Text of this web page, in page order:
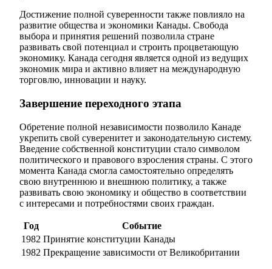
Достижение полной суверенности также повлияло на
развитие общества и экономики Канады. Свобода
выбора и принятия решений позволила стране
развивать свой потенциал и строить процветающую
экономику. Канада сегодня является одной из ведущих
экономик мира и активно влияет на международную
торговлю, инновации и науку.
Завершение переходного этапа
Обретение полной независимости позволило Канаде
укрепить свой суверенитет и законодательную систему.
Введение собственной конституции стало символом
политического и правового взросления страны. С этого
момента Канада смогла самостоятельно определять
свою внутреннюю и внешнюю политику, а также
развивать свою экономику и общество в соответствии
с интересами и потребностями своих граждан.
Год
Событие
1982 Принятие конституции Канады
1982 Прекращение зависимости от Великобритании